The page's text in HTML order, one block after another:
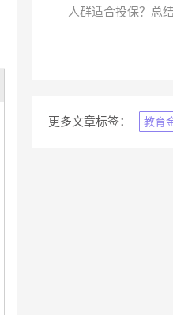
人群适合投保？总
更多文章标签： 教育